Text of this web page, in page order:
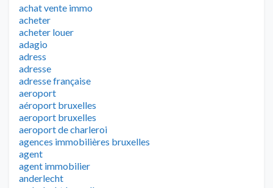
achat vente immo
acheter
acheter louer
adagio
adress
adresse
adresse française
aeroport
aéroport bruxelles
aeroport bruxelles
aeroport de charleroi
agences immobilières bruxelles
agent
agent immobilier
anderlecht